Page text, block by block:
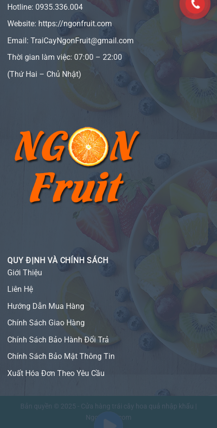
Hotline: 0935.336.004
Website: https://ngonfruit.com
Email: TraiCayNgonFruit@gmail.com
Thời gian làm việc: 07:00 – 22:00
(Thứ Hai – Chủ Nhật)
QUY ĐỊNH VÀ CHÍNH SÁCH
Giới Thiệu
Liên Hệ
Hướng Dẫn Mua Hàng
Chính Sách Giao Hàng
Chính Sách Bảo Hành Đổi Trả
Chính Sách Bảo Mật Thông Tin
Xuất Hóa Đơn Theo Yêu Cầu
Bản quyền © 2025 - Cửa hàng trái cây hoa quả nhập khẩu |
NgonFruit.com